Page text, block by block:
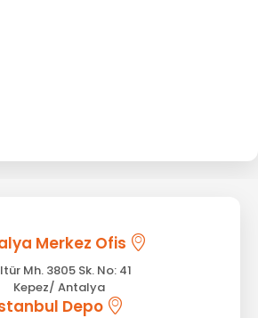
Merkez Ofis
Mh. 3805 Sk. No: 41
Kepez/ Antalya
Depo